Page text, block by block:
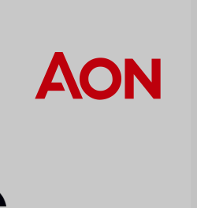
della vita dei
pazienti. Ma opera
la determinazione